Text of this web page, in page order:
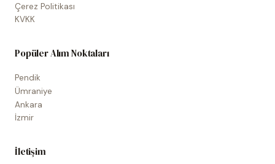
Çerez Politikası
KVKK
Popüler Alım Noktaları
Pendik
Ümraniye
Ankara
İzmir
İletişim